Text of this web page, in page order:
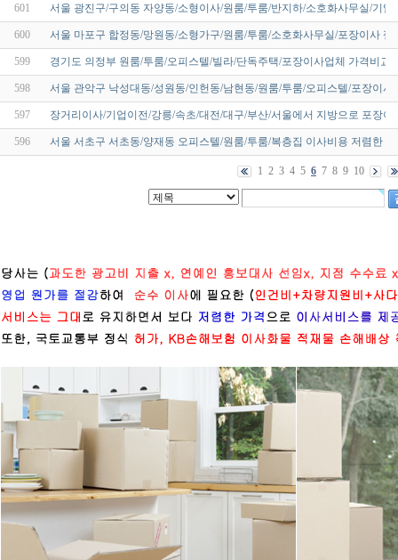
601 서울 광진구/구의동 자양동/소형이사/원룸/투룸/반지하/소호화사무실/기
600 서울 마포구 합정동/망원동/소형가구/원룸/투룸/소호화사무실/포장이사
599 경기도 의정부 원룸/투룸/오피스텔/빌라/단독주택/포장이사업체 가격비
598 서울 관악구 낙성대동/성원동/인헌동/남현동/원룸/투룸/오피스텔/포장이
597 장거리이사/기업이전/강릉/속초/대전/대구/부산/서울에서 지방으로 포장
596 서울 서초구 서초동/양재동 오피스텔/원룸/투룸/복층집 이사비용 저렴한
1 2 3 4 5 6 7 8 9 10